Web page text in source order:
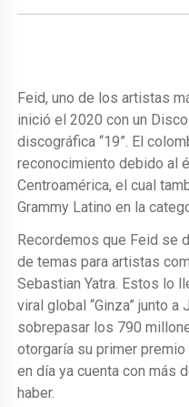
Feid, uno de los artistas
inició el 2020 con un
discográfica “19”. El
reconocimiento debido al
Centroamérica, el cual
Grammy Latino en la
Recordemos que Feid se
de temas para artistas
Sebastian Yatra. Estos lo
viral global “Ginza” junto
sobrepasar los 790
otorgaría su primer
en día ya cuenta con más
haber.